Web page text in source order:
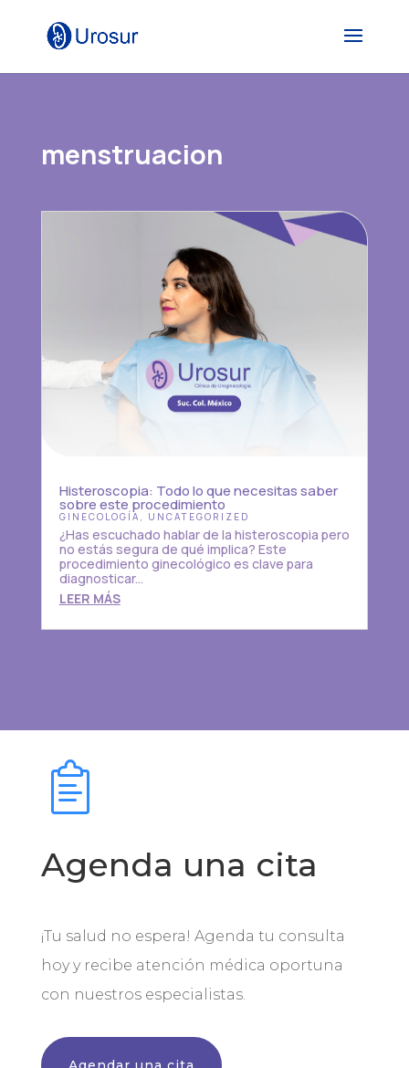
menstruacion
Histeroscopia: Todo lo que necesitas saber
sobre este procedimiento
GINECOLOGÍA UNCATEGORIZED
¿Has escuchado hablar de la histeroscopia pero
no estás segura de qué implica? Este
procedimiento ginecológico es clave para
diagnosticar...
LEER MÁS
Agenda una cita
¡Tu salud no espera! Agenda tu consulta
hoy y recibe atención médica oportuna
con nuestros especialistas.